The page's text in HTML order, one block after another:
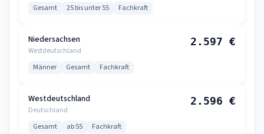
Gesamt 25 bis unter 55 Fachkraft
Niedersachsen
Westdeutschland
2.597 €
Männer Gesamt Fachkraft
Westdeutschland
Deutschland
2.596 €
Gesamt ab 55 Fachkraft